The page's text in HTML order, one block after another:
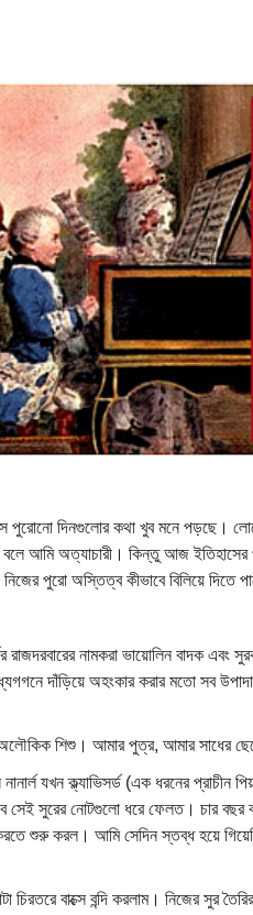
পুরোনো দিনগুলোর কথা খুব মনে পড়ছে।
আমি অত্যাচারী। কিন্তু আজ ইতিহাসের
পুরো অস্তিত্ব কীভাবে বিলিয়ে দিতে
রাজদরবারের নামকরা ভায়োলিন বাদক
দাঁড়িয়ে অহংকার করার মতো সব
শিশু। আমার পুত্র, আমার সাধের
যখন ক্ল্যাভিসর্ড (এক ধরনের প্রাচীন
সেই সুরের নোটগুলো ধরে ফেলত। চার
শুরু করল। আমি সেদিন স্তব্ধ হয়ে
চিরতরে বাক্সে বন্দি করলাম। নিজের সুর